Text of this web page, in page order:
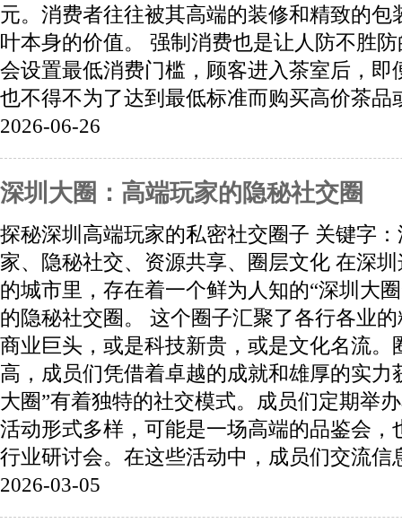
元。消费者往往被其高端的装修和精致的包
叶本身的价值。 强制消费也是让人防不胜
会设置最低消费门槛，顾客进入茶室后，即
也不得不为了达到最低标准而购买高价茶品
2026-06-26
深圳大圈：高端玩家的隐秘社交圈
探秘深圳高端玩家的私密社交圈子 关键字
家、隐秘社交、资源共享、圈层文化 在深
的城市里，存在着一个鲜为人知的“深圳大
的隐秘社交圈。 这个圈子汇聚了各行各业
商业巨头，或是科技新贵，或是文化名流。
高，成员们凭借着卓越的成就和雄厚的实力
大圈”有着独特的社交模式。成员们定期举
活动形式多样，可能是一场高端的品鉴会，
行业研讨会。在这些活动中，成员们交流信
2026-03-05